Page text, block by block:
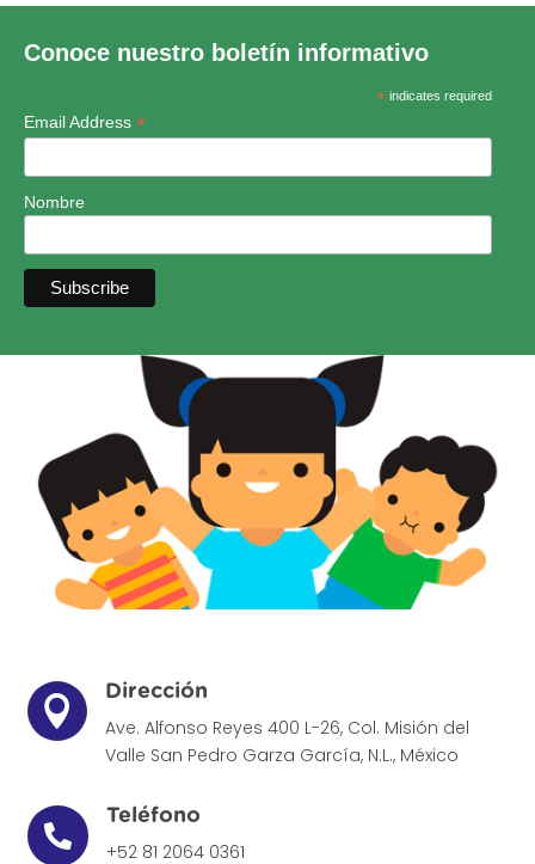
Conoce nuestro boletín informativo
*indicates required
Email Address *
Nombre

Dirección
Ave. Alfonso Reyes 400 L-26, Col. Misión del
Valle San Pedro Garza García, N.L., México

Teléfono
+52 81 2064 0361